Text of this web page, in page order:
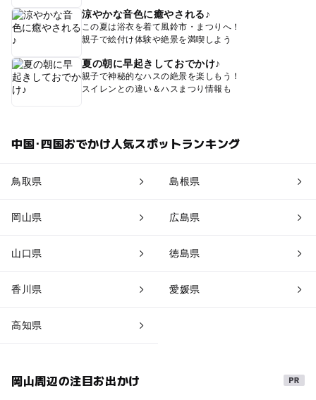
涼やかな音色に癒やされる♪
この夏は浴衣を着て風鈴市・まつりへ！
親子で絵付け体験や絶景を満喫しよう
夏の朝に早起きしておでかけ♪
親子で神秘的なハスの絶景を楽しもう！
スイレンとの違い＆ハスまつり情報も
中国･四国おでかけ人気スポットランキング
鳥取県 島根県
岡山県 広島県
山口県 徳島県
香川県 愛媛県
高知県
岡山周辺の注目お出かけ